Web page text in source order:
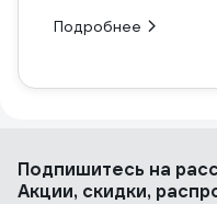
Подробнее
Подпишитесь на
Акции, скидки,